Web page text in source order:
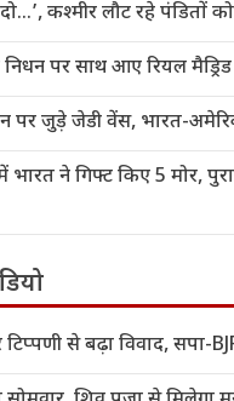
कश्मीर लौट रहे पंडितों
पर साथ आए रियल मैड्रिड
पर जुड़े जेडी वेंस, भारत-
ने गिफ्ट किए 5 मोर,
टिप्पणी से बढ़ा विवाद, सपा-